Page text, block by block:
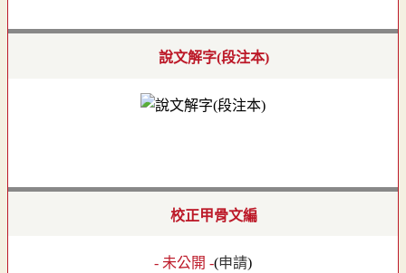
說文解字(段注本)
校正甲骨文編
- 未公開 -(申請)